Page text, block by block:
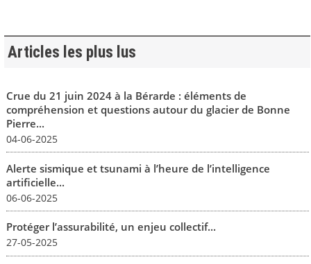
Articles les plus lus
Crue du 21 juin 2024 à la Bérarde : éléments de
compréhension et questions autour du glacier de Bonne
Pierre...
04-06-2025
Alerte sismique et tsunami à l’heure de l’intelligence
artificielle...
06-06-2025
Protéger l’assurabilité, un enjeu collectif...
27-05-2025